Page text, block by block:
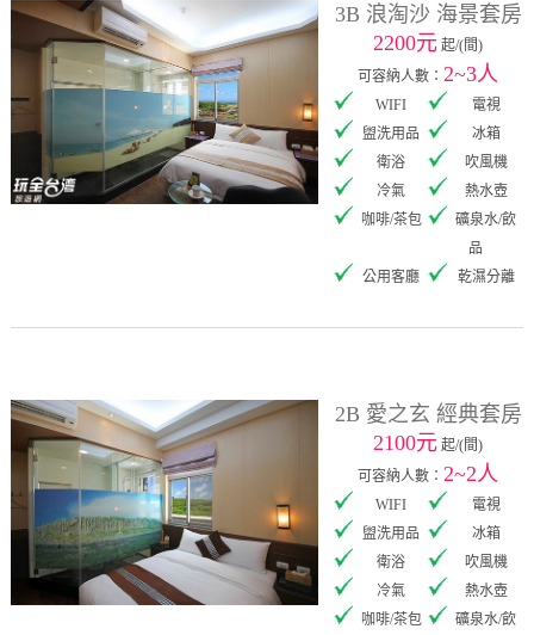
3B 浪淘沙 海景套房
2200元 起/(間)
可容納人數： 2~3人
WIFI
電視
盥洗用品
冰箱
衛浴
吹風機
冷氣
熱水壺
咖啡/茶包
礦泉水/飲
品
公用客廳
乾濕分離
2B 愛之玄 經典套房
2100元 起/(間)
可容納人數： 2~2人
WIFI
電視
盥洗用品
冰箱
衛浴
吹風機
冷氣
熱水壺
咖啡/茶包
礦泉水/飲